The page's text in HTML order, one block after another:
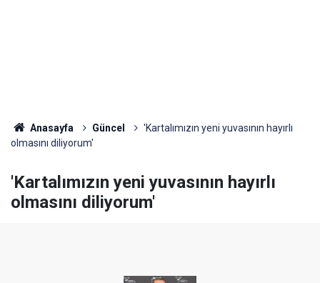
Anasayfa Güncel
'Kartalımızın yeni yuvasının hayırlı
olmasını diliyorum'
'Kartalımızın yeni yuvasının hayırlı
olmasını diliyorum'